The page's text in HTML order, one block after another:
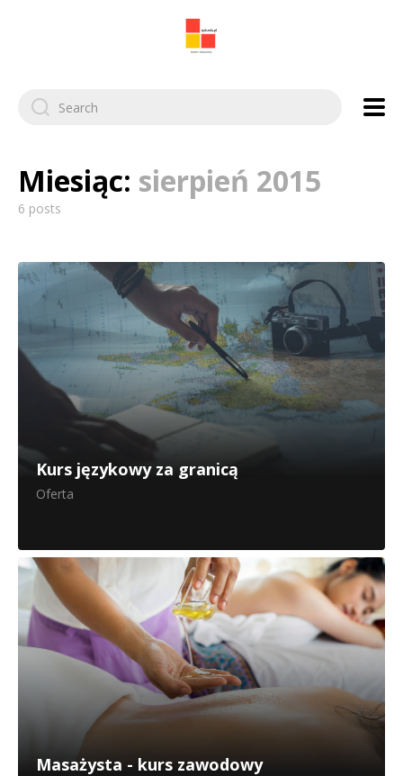
Search
for:
Miesiąc: sierpień 2015
6 posts
Kurs językowy za granicą
Oferta
Masażysta - kurs zawodowy